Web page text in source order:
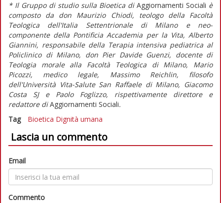
* Il Gruppo di studio sulla Bioetica di Aggiornamenti Sociali è
composto da don Maurizio Chiodi, teologo della Facoltà
Teologica dell'Italia Settentrionale di Milano e neo-
componente della Pontificia Accademia per la Vita, Alberto
Giannini, responsabile della Terapia intensiva pediatrica al
Policlinico di Milano, don Pier Davide Guenzi, docente di
Teologia morale alla Facoltà Teologica di Milano, Mario
Picozzi, medico legale, Massimo Reichlin, filosofo
dell'Università Vita-Salute San Raffaele di Milano, Giacomo
Costa SJ e Paolo Foglizzo, rispettivamente direttore e
redattore diAggiornamenti Sociali.
Tag
Bioetica Dignità umana
Lascia un commento
Email
Commento